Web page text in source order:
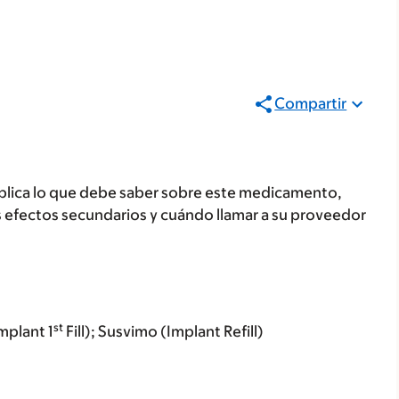
Compartir
lo que debe saber sobre este medicamento,
secundarios y cuándo llamar a su proveedor
1st Fill); Susvimo (Implant Refill)